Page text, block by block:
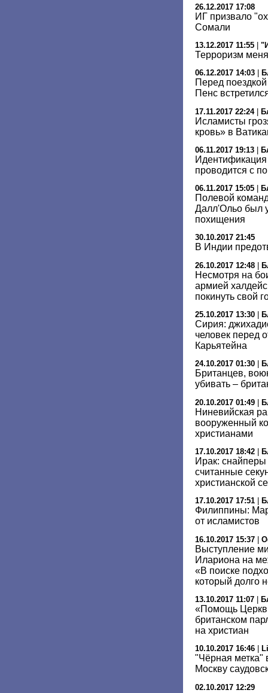
26.12.2017 17:08
ИГ призвало
Сомали
13.12.2017 11:55
Терроризм
06.12.2017 14:03
Перед
Пенс
17.11.2017 22:24|
Исламисты
кровь» в
06.11.2017 19:13
Идентификация
проводится с
06.11.2017 15:05
Полевой
Далл'Ольо был
похищения
30.10.2017 21:45
В Индии
26.10.2017 12:48
Несмотря на
армией
покинуть свой
25.10.2017 13:30
Сирия:
человек перед
Карьятейна
24.10.2017 01:30
Британцев,
убивать –
20.10.2017 01:49
Ниневийская
вооруженный
христианами
17.10.2017 18:42
Ирак: снайперы
считанные
христианской
17.10.2017 17:51
Филиппины:
от исламистов
16.10.2017 15:37
Выступление
Илариона на
«В поиске
который долго
13.10.2017 11:07
«Помощь
британском
на христиан
10.10.2017 16:46
"Чёрная метка"
Москву
02.10.2017 12:29